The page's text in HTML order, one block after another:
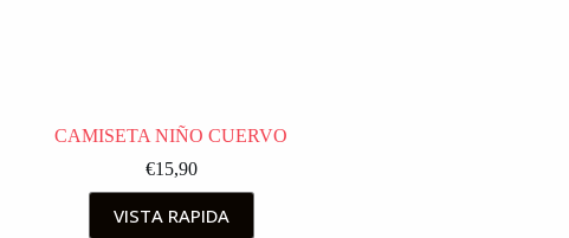
CAMISETA NIÑO CUERVO
€15,90
VISTA RAPIDA